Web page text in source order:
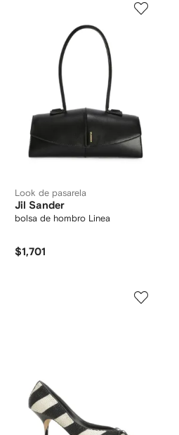
Look de pasarela
Jil Sander
bolsa de hombro Linea
$1,701